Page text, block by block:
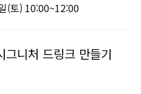
(토) 10:00~12:00
니처 드링크 만들기